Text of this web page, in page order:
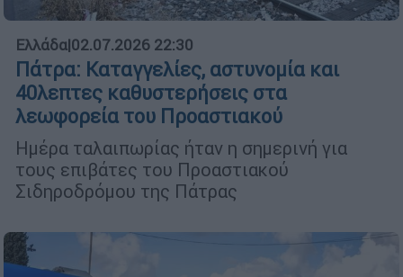
Ελλάδα|02.07.2026 22:30
Πάτρα: Καταγγελίες, αστυνομία και
40λεπτες καθυστερήσεις στα
λεωφορεία του Προαστιακού
Ημέρα ταλαιπωρίας ήταν η σημερινή για
τους επιβάτες του Προαστιακού
Σιδηροδρόμου της Πάτρας